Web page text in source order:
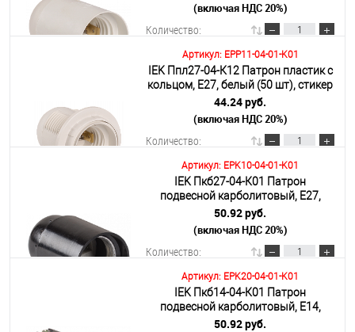
Подробнее(включая НДС 20%)
Количество:
В корзину
Подробнее
Артикул: EPP11-04-01-K01
IEK Ппл27-04-К12 Патрон пластик с
кольцом, Е27, белый (50 шт), стикер
на изделии
44.24 руб.
(включая НДС 20%)
Количество:
В корзину
Подробнее
Артикул: EPK10-04-01-K01
IEK Пкб27-04-К01 Патрон
подвесной карболитовый, Е27,
черный (50 шт)
50.92 руб.
(включая НДС 20%)
Количество:
В корзину
Артикул: EPK20-04-01-K01
IEK Пкб14-04-К01 Патрон
подвесной карболитовый, Е14,
черный (50 шт), стикер на изделии,
50.92 руб.